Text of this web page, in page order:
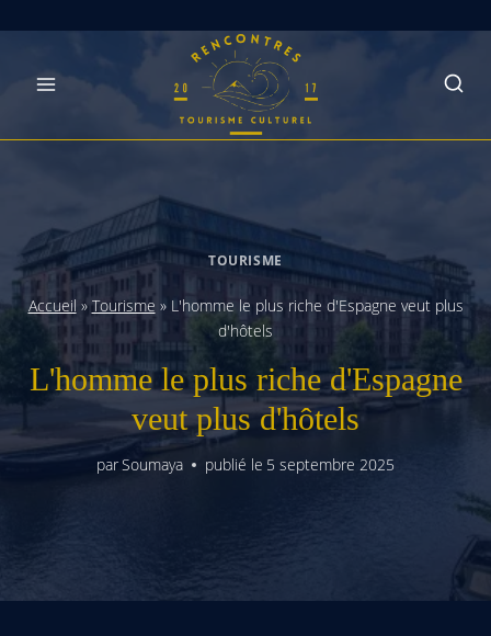
TOURISME
Accueil »Tourisme » L'homme le plus riche d'Espagne veut plus
d'hôtels
L'homme le plus riche d'Espagne
veut plus d'hôtels
parSoumaya publié le 5 septembre 2025